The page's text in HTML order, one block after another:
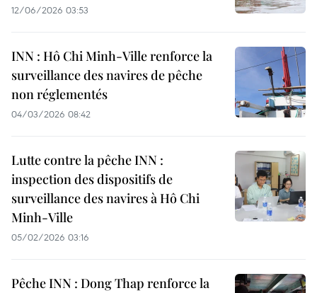
12/06/2026 03:53
INN : Hô Chi Minh-Ville renforce la
surveillance des navires de pêche
non réglementés
04/03/2026 08:42
Lutte contre la pêche INN :
inspection des dispositifs de
surveillance des navires à Hô Chi
Minh-Ville
05/02/2026 03:16
Pêche INN : Dong Thap renforce la